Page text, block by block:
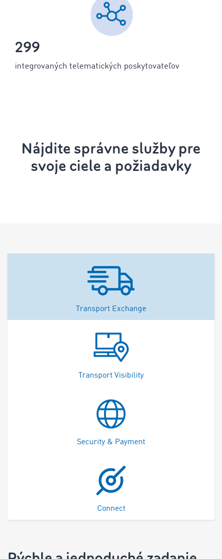
299
integrovaných telematických poskytovateľov
Nájdite správne služby pre
svoje ciele a požiadavky
Transport Exchange
Transport Visibility
Security & Payment
Connect